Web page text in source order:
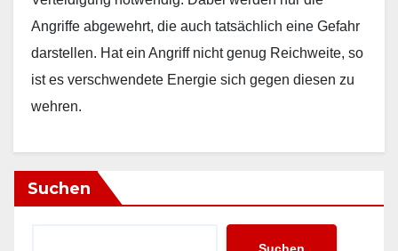
Angriffe abgewehrt, die auch tatsächlich eine Gefahr
darstellen. Hat ein Angriff nicht genug Reichweite, so
ist es verschwendete Energie sich gegen diesen zu
wehren.
Suchen